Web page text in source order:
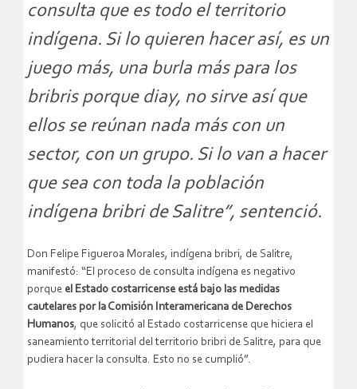
consulta que es todo el territorio
indígena. Si lo quieren hacer así, es un
juego más, una burla más para los
bribris porque diay, no sirve así que
ellos se reúnan nada más con un
sector, con un grupo. Si lo van a hacer
que sea con toda la población
indígena bribri de Salitre”, sentenció.
Don Felipe Figueroa Morales, indígena bribri, de Salitre,
manifestó: “El proceso de consulta indígena es negativo
porque el Estado costarricense está bajo las medidas
cautelares por la Comisión Interamericana de Derechos
Humanos, que solicitó al Estado costarricense que hiciera el
saneamiento territorial del territorio bribri de Salitre, para que
pudiera hacer la consulta. Esto no se cumplió”.